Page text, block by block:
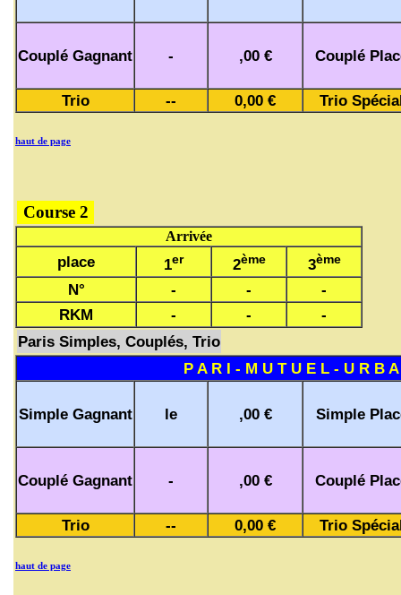
Couplé Gagnant - ,00 € Couplé
Trio -- 0,00 € Trio
haut de page
Course 2
Arrivée
place 1er 2ème 3ème
N° - -
-
RKM
- -
-
Paris Simples, Couplés, Trio
P A R I - M U T U E L - U R B
Simple Gagnant le ,00 € Simple
Couplé Gagnant - ,00 € Couplé
Trio -- 0,00 € Trio
haut de page